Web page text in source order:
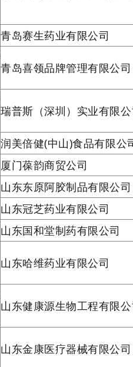
青岛赛生药业有限公司
青岛喜领品牌管理有限公司
瑞普斯（深圳）实业有限
润美倍健(中山)食品有限公
厦门葆韵商贸公司
山东东原阿胶制品有限公司
山东冠芝药业有限公司
山东国和堂制药有限公司
山东哈维药业有限公司
山东健康源生物工程有限
山东金康医疗器械有限公司